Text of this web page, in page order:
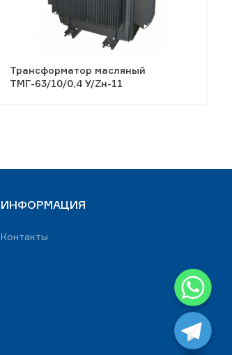
Трансформатор масляный
ТМГ-63/10/0,4 У/Zн-11
ИНФОРМАЦИЯ
Контакты
WhatsApp
Telegram